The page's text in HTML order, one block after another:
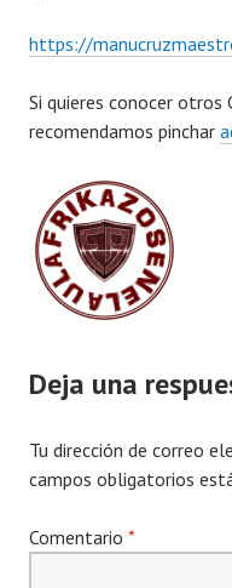
https://
Si quieres conocer otros
recomendamos pinchar
Deja una
Tu dirección de correo
campos obligatorios
Comentario *